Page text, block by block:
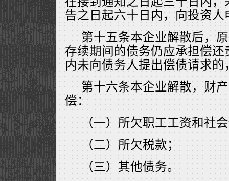
告之日起六十日内，向投资人
第十五条本企业解散后，
存续期间的债务仍应承担偿
内未向债务人提出偿债请求
第十六条本企业解散，财
偿：
（一）所欠职工工资和社
（二）所欠税款；
（三）其他债务。